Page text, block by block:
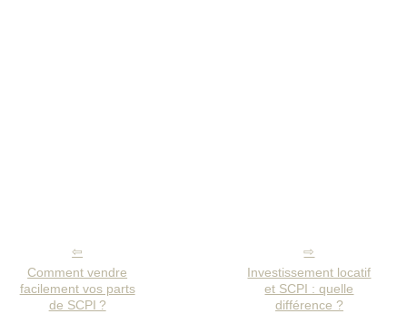
Comment vendre
facilement vos parts
de SCPI ?
Investissement locatif
et SCPI : quelle
différence ?